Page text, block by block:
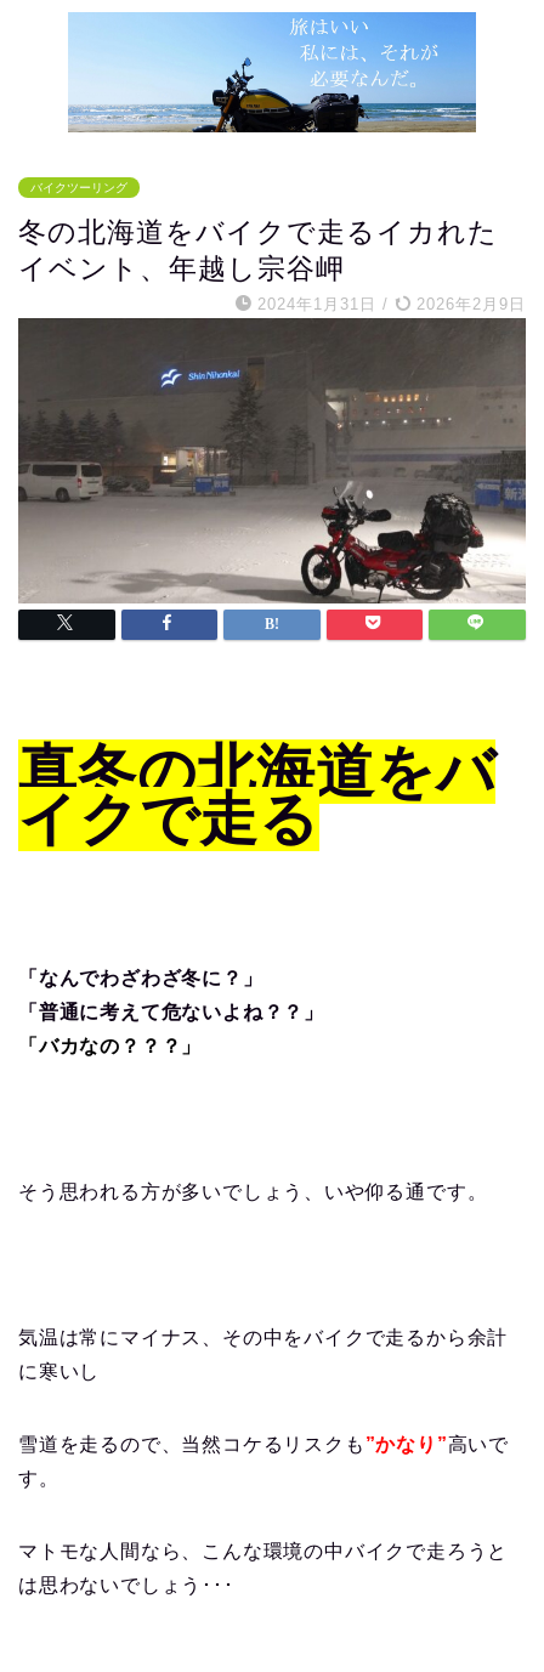
バイクツーリング
冬の北海道をバイクで走るイカれた
イベント、年越し宗谷岬
2024年1月31日 / 2026年2月9日
真冬の北海道をバ
イクで走る
「なんでわざわざ冬に？」
「普通に考えて危ないよね？？」
「バカなの？？？」
そう思われる方が多いでしょう、いや仰る通です。
気温は常にマイナス、その中をバイクで走るから余計
に寒いし
雪道を走るので、当然コケるリスクも ”かなり”高いで
す。
マトモな人間なら、こんな環境の中バイクで走ろうと
は思わないでしょう･･･